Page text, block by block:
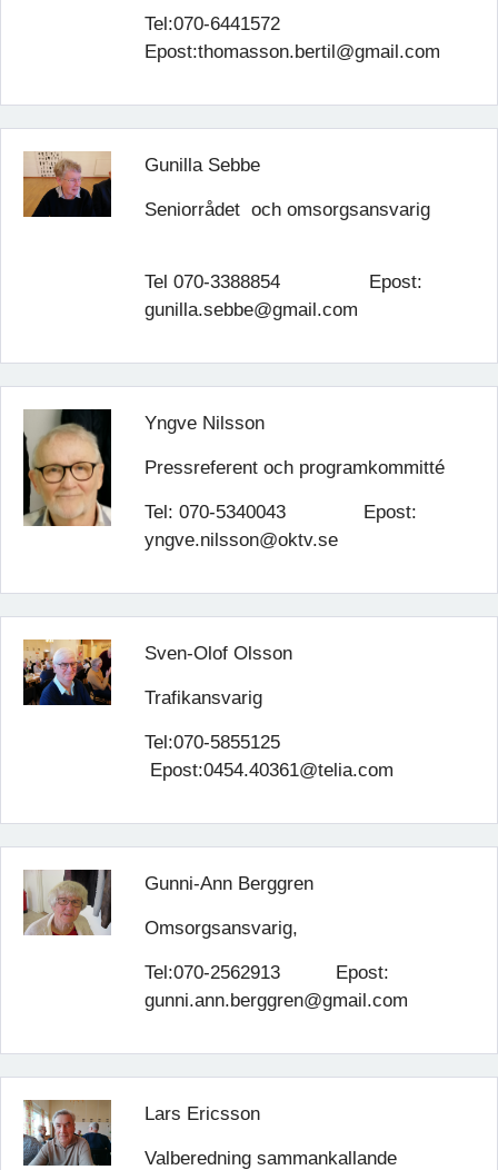
Tel:070-6441572
Epost:thomasson.bertil@gmail.com
Gunilla Sebbe
Seniorrådet och omsorgsansvarig
Tel 070-3388854 Epost:
gunilla.sebbe@gmail.com
Yngve Nilsson
Pressreferent och programkommitté
Tel: 070-5340043 Epost:
yngve.nilsson@oktv.se
Sven-Olof Olsson
Trafikansvarig
Tel:070-5855125
Epost:0454.40361@telia.com
Gunni-Ann Berggren
Omsorgsansvarig,
Tel:070-2562913 Epost:
gunni.ann.berggren@gmail.com
Lars Ericsson
Valberedning sammankallande